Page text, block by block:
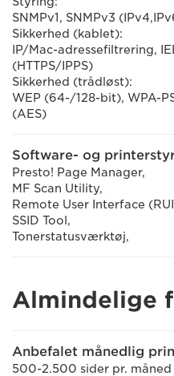
SNMPv1, SNMPv3
Sikkerhed (kablet):
IP/Mac-adressefiltrering,
(HTTPS/IPPS)
Sikkerhed (trådløst):
WEP (64-/128-bit), WPA-
(AES)
Software- og
Presto! Page Manager,
MF Scan Utility,
Remote User Interface
SSID Tool,
Tonerstatusværktøj,
Almindelige
Anbefalet månedlig
500-2.500 sider pr. måned